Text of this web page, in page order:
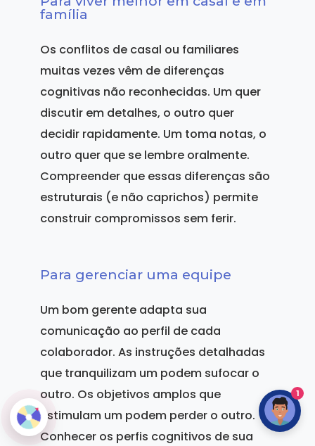
família
Os conflitos de casal ou familiares
muitas vezes vêm de diferenças
cognitivas não reconhecidas. Um quer
discutir em detalhes, o outro quer
decidir rapidamente. Um toma notas, o
outro quer que se lembre oralmente.
Compreender que essas diferenças são
estruturais (e não caprichos) permite
construir compromissos sem ferir.
Para gerenciar uma equipe
Um bom gerente adapta sua
comunicação ao perfil de cada
colaborador. As instruções detalhadas
que tranquilizam um podem sufocar o
outro. Os objetivos amplos que
estimulam um podem perder o outro.
Conhecer os perfis cognitivos de sua
1